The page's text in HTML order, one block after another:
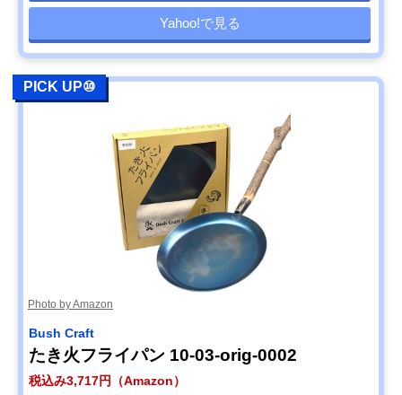
Yahoo!で見る
PICK UP⑩
Photo by Amazon
Bush Craft
たき火フライパン 10-03-orig-0002
税込み3,717円（Amazon）